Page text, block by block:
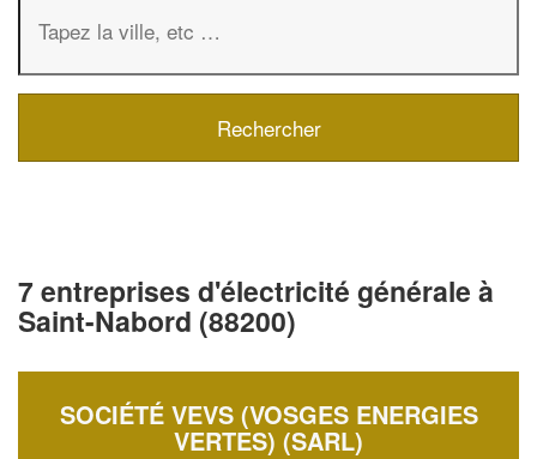
7 entreprises d'électricité générale à
Saint-Nabord (88200)
SOCIÉTÉ VEVS (VOSGES ENERGIES
VERTES) (SARL)